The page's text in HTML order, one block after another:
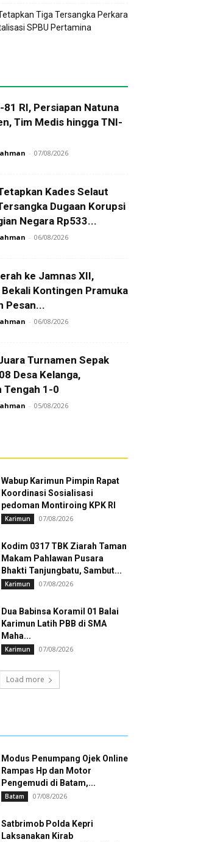
Tiga Tersangka Perkara
SPBU Pertamina
81 RI, Persiapan Natuna
Tim Medis hingga TNI-
- 07/08/2026
Kades Selaut
Dugaan Korupsi
Negara Rp533...
- 06/08/2026
ke Jamnas XII,
Kontingen Pramuka
Pesan...
- 06/08/2026
Turnamen Sepak
Desa Kelanga,
Tengah 1-0
- 05/08/2026
Wabup Karimun Pimpin Rapat
Koordinasi Sosialisasi
pedoman Montiroing KPK RI
Karimun 07/08/2026
Kodim 0317 TBK Ziarah Taman
Makam Pahlawan Pusara
Bhakti Tanjungbatu, Sambut...
Karimun 07/08/2026
Dua Babinsa Koramil 01 Balai
Karimun Latih PBB di SMA
Maha...
Karimun 07/08/2026
Load more
Modus Penumpang Ojek Online
Rampas Hp dan Motor
Pengemudi di Batam,...
Batam 07/08/2026
Satbrimob Polda Kepri
Laksanakan Kirab